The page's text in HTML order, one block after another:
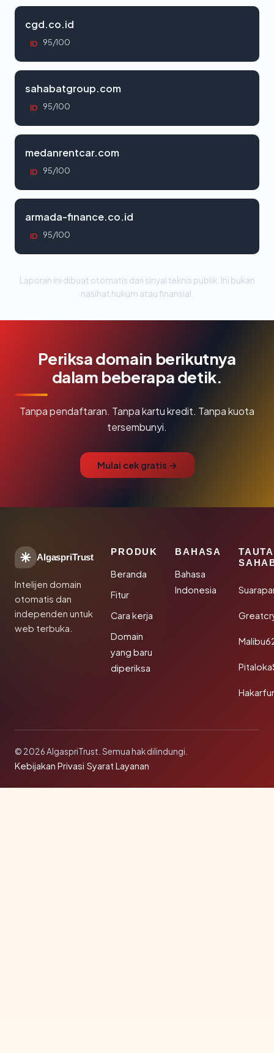
cgd.co.id
ID 95/100
sahabatgroup.com
ID 95/100
medanrentcar.com
ID 95/100
armada-finance.co.id
ID 95/100
Laporan ini dibuat otomatis dari sinyal teknis publik. Ini bukan
nasihat hukum atau finansial.
Periksa domain berikutnya
dalam beberapa detik.
Tanpa pendaftaran. Tanpa kartu kredit. Tanpa kuota
tersembunyi.
Mulai cek gratis →
AlgaspriTrust
Intelijen domain
otomatis dan
independen untuk
web terbuka.
PRODUK
Beranda
Fitur
Cara kerja
Domain
yang baru
diperiksa
BAHASA
Bahasa
Indonesia
© 2026 AlgaspriTrust. Semua hak dilindungi.
Kebijakan Privasi·Syarat Layanan